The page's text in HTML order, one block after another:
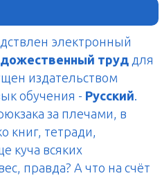
электронный
труд для
издательством
обучения - Русский.
за плечами, в
книг, тетради,
куча всяких
правда? А что на счёт